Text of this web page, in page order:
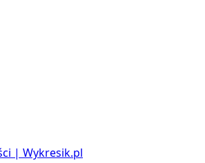
| Wykresik.pl